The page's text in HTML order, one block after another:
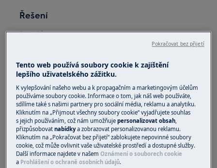
Řešení
Problém:
mé chladničky / chladničky s mrazničkou
Platí pro:
Chladnička
Chladnička s mrazničkou
Řešení:
1. Obraťte se na autorizované servisní
středisko.
Tento web používá soubory cookie k zajištění
lepšího uživatelského zážitku.
K vylepšování našeho webu a k propagačním a marketingovým účelům
používáme soubory cookie. Informace o tom, jak náš web používáte,
sdílíme také s našimi partnery pro sociální média, reklamu a analytiku.
Kliknutím na „Přijmout všechny soubory cookie“ vyjadřujete souhlas
s jejich používáním, což nám umožňujepersonalizovat obsah,
přizpůsobovatnabídkya zobrazovat personalizovanou reklamu.
Kliknutím na „Pokračovat bez přijetí“ zablokujete nepovinné soubory
cookie, což může ovlivnit vaše uživatelské prostředí a dostupné služby.
Další informace najdete v našemOznámení o souborech cookie
a Prohlášení o ochraně osobních údajů.
Pokračovat bez přijetí